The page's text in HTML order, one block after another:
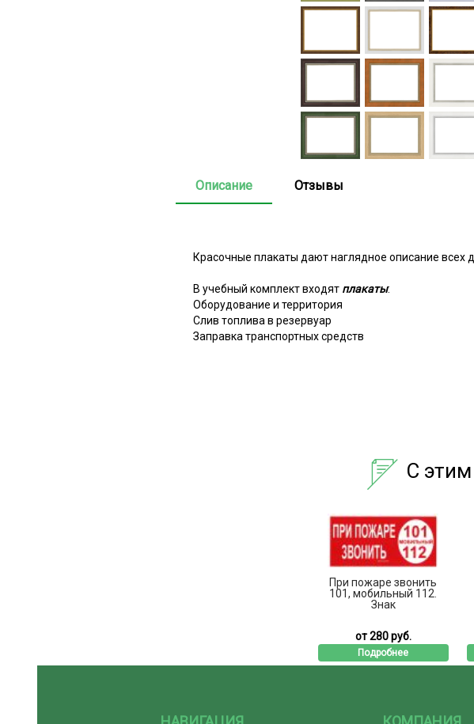
Описание Отзывы
Красочные плакаты дают наглядное описание всех
В учебный комплект входят плакаты:
Оборудование и территория
Слив топлива в резервуар
Заправка транспортных средств
С
При пожаре звонить
101, мобильный 112.
Знак
от 280 руб.
Подробнее